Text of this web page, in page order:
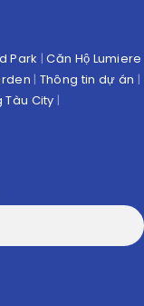
Park |Căn Hộ Lumiere
| Thông tin dự án |
Tàu City |